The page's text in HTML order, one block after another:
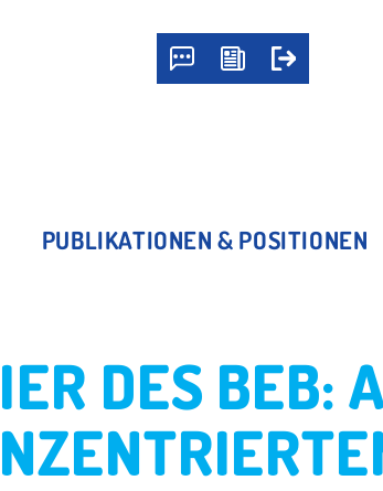
PUBLIKATIONEN & POSITIONEN
DES BEB: